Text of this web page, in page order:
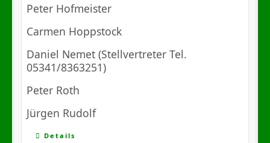
Peter Hofmeister
Carmen Hoppstock
Daniel Nemet (Stellvertreter Tel.
05341/8363251)
Peter Roth
Jürgen Rudolf
Details